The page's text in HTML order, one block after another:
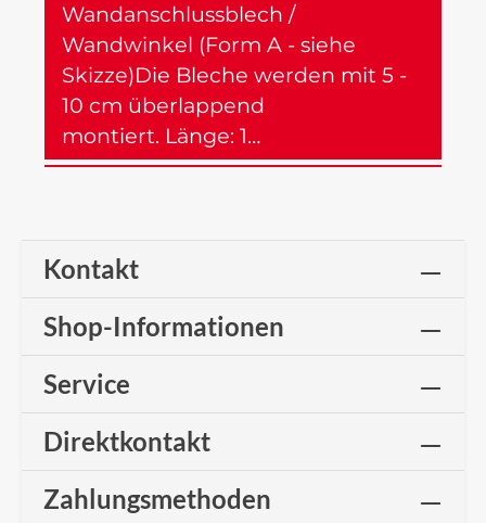
Wandanschlussblech /
Wandwinkel (Form A - siehe
Skizze)Die Bleche werden mit 5 -
10 cm überlappend
montiert. Länge: 1…
Kontakt
Shop-Informationen
Service
Direktkontakt
Zahlungsmethoden